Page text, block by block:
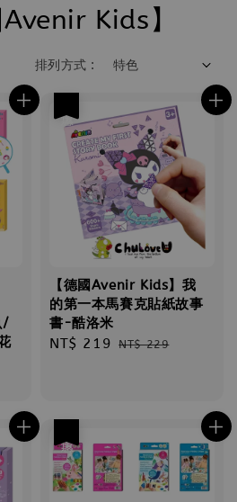
Kids】
排列方式 :
/
【德國Avenir Kids】我
的第一本馬賽克貼紙故事
書-酷洛米
Sale
NT$ 219 Regular
NT$ 229